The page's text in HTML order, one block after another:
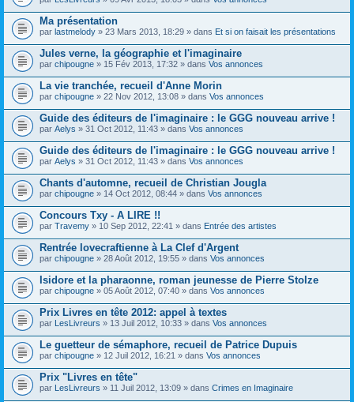
Ma présentation
par lastmelody » 23 Mars 2013, 18:29 » dans Et si on faisait les présentations
Jules verne, la géographie et l'imaginaire
par chipougne » 15 Fév 2013, 17:32 » dans Vos annonces
La vie tranchée, recueil d'Anne Morin
par chipougne » 22 Nov 2012, 13:08 » dans Vos annonces
Guide des éditeurs de l'imaginaire : le GGG nouveau arrive !
par Aelys » 31 Oct 2012, 11:43 » dans Vos annonces
Guide des éditeurs de l'imaginaire : le GGG nouveau arrive !
par Aelys » 31 Oct 2012, 11:43 » dans Vos annonces
Chants d'automne, recueil de Christian Jougla
par chipougne » 14 Oct 2012, 08:44 » dans Vos annonces
Concours Txy - A LIRE !!
par Travemy » 10 Sep 2012, 22:41 » dans Entrée des artistes
Rentrée lovecraftienne à La Clef d'Argent
par chipougne » 28 Août 2012, 19:55 » dans Vos annonces
Isidore et la pharaonne, roman jeunesse de Pierre Stolze
par chipougne » 05 Août 2012, 07:40 » dans Vos annonces
Prix Livres en tête 2012: appel à textes
par LesLivreurs » 13 Juil 2012, 10:33 » dans Vos annonces
Le guetteur de sémaphore, recueil de Patrice Dupuis
par chipougne » 12 Juil 2012, 16:21 » dans Vos annonces
Prix "Livres en tête"
par LesLivreurs » 11 Juil 2012, 13:09 » dans Crimes en Imaginaire